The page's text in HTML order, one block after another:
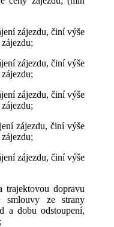
zájezdu, činí výše
zájezdu, činí výše
zájezdu, činí výše
zájezdu, činí výše
zájezdu, činí výše
trajektovou dopravu
smlouvy ze strany
a dobu odstoupení,